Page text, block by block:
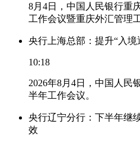
8月4日，中国人民银行重
工作会议暨重庆外汇管理
央行上海总部：提升“入境
10:18
2026年8月4日，中国人民
半年工作会议。
央行辽宁分行：下半年继
效